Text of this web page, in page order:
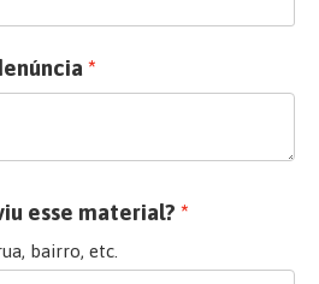
esse material?
bairro, etc.